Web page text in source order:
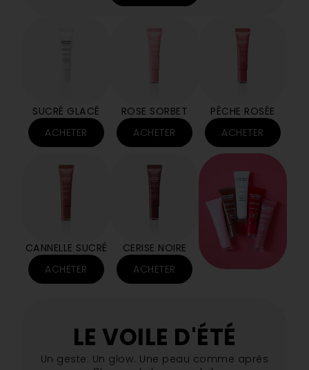
SUCRÉ GLACÉ
ACHETER
ROSE SORBET
ACHETER
PÊCHE ROSÉE
ACHETER
CANNELLE SUCRÉ
ACHETER
CERISE NOIRE
ACHETER
LE VOILE D'ÉTÉ
Un geste. Un glow. Une peau comme après